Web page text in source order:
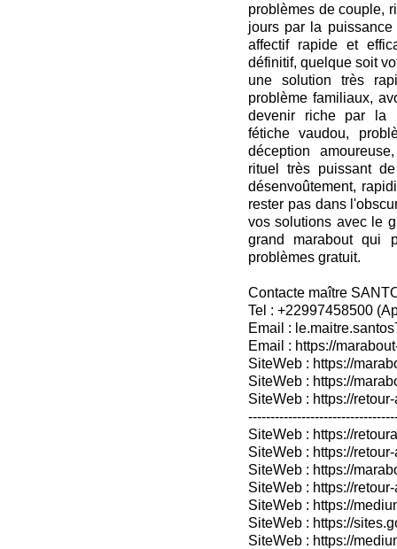
problèmes de couple,
jours par la
affectif rapide et
définitif, quelque soit
une solution très
problème familiaux,
devenir riche par la
fétiche vaudou,
déception
rituel très puissant
désenvoûtement,
rester pas dans
vos solutions avec le
grand marabout qui
problèmes gratuit.
Contacte maître
Tel : +22997458500
Email :
Email : https://
SiteWeb : https://
SiteWeb : https://
SiteWeb : https://
SiteWeb : https://
SiteWeb : https://
SiteWeb : https://
SiteWeb : https://
SiteWeb : https://
SiteWeb : https://
SiteWeb : https://